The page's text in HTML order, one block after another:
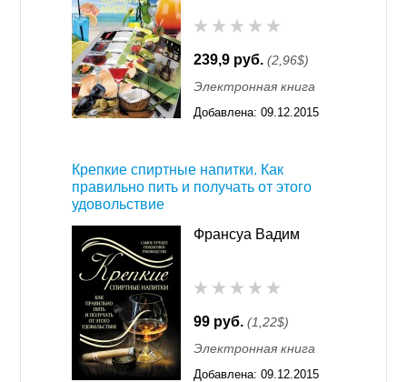
239,9 руб. (2,96$)
Электронная книга
Добавлена: 09.12.2015
Крепкие спиртные напитки. Как
правильно пить и получать от этого
удовольствие
Франсуа Вадим
99 руб. (1,22$)
Электронная книга
Добавлена: 09.12.2015